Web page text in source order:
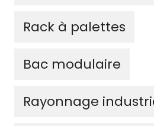
Rack à palettes
Bac modulaire
Rayonnage